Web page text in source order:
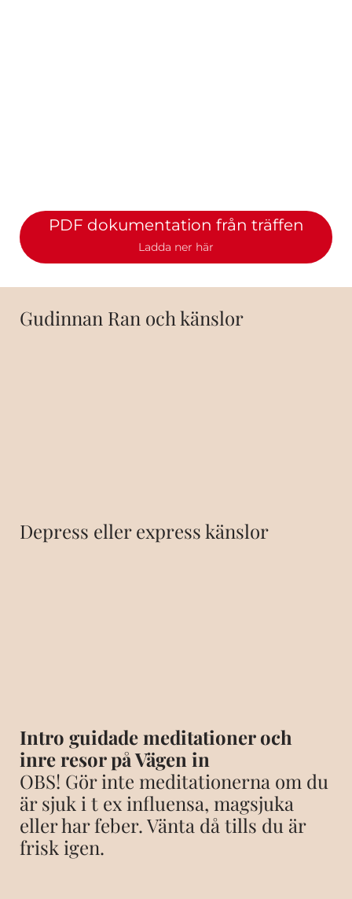
PDF dokumentation från träffen
Ladda ner här
Gudinnan Ran och känslor
Depress eller express känslor
Intro guidade meditationer och
inre resor på Vägen in
OBS! Gör inte meditationerna om du
är sjuk i t ex influensa, magsjuka
eller har feber. Vänta då tills du är
frisk igen.